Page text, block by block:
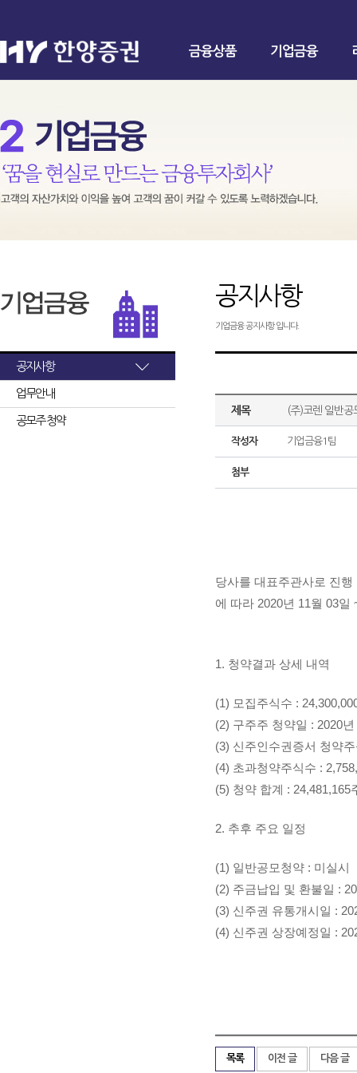
금융상품 기업금융
공지사항
업무안내
공모주 청약
공지사항
기업금융 공지사항 입니다.
제목 (주)코렌 일반공
작성자 기업금융1팀
첨부
당사를 대표주관사로 진
에 따라 2020년 11월 03일
1. 청약결과 상세 내역
(1) 모집주식수 :
(2) 구주주 청약일 : 2020
(3) 신주인수권증서 청약
(4) 초과청약주식수 :
(5) 청약 합계 : 24,481,165
2. 추후 주요 일정
(1) 일반공모청약 : 미실시
(2) 주금납입 및 환불일 :
(3) 신주권 유통개시일 :
(4) 신주권 상장예정일 :
목록 이전 글 다음 글